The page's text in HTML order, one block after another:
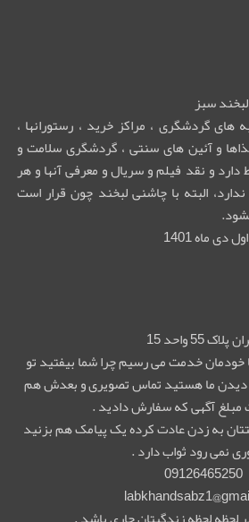
سبز
های گردشگری ، مراکز خرید ، رستورانها ،
و آئین های سنتی ، گردشگری سلامت و
و نقد فیلم و سریال و معرفی آنها و هر
البته با چاشنی لبخند چون قرار است
ماه 1401
پلاک 55 واحد 15
خودمان خدمت می رسیم چرا شما بیفتید تو
ما هستید تماس تصویری و بعدش هم
مبلغ آگهی که سفارش دادید .
به زدن عادت کرده یک پیامک هم بزنید
نمی رود ثواب دارد .
09126465250